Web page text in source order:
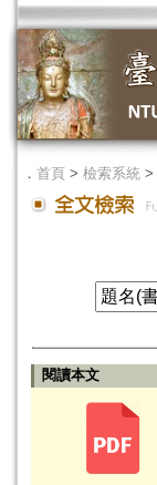
． 首頁 > 檢索系統 >
閱讀本文